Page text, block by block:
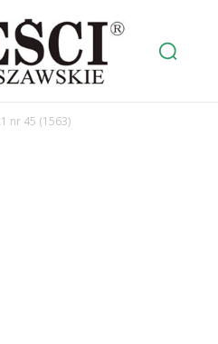
nr 45 (1563)